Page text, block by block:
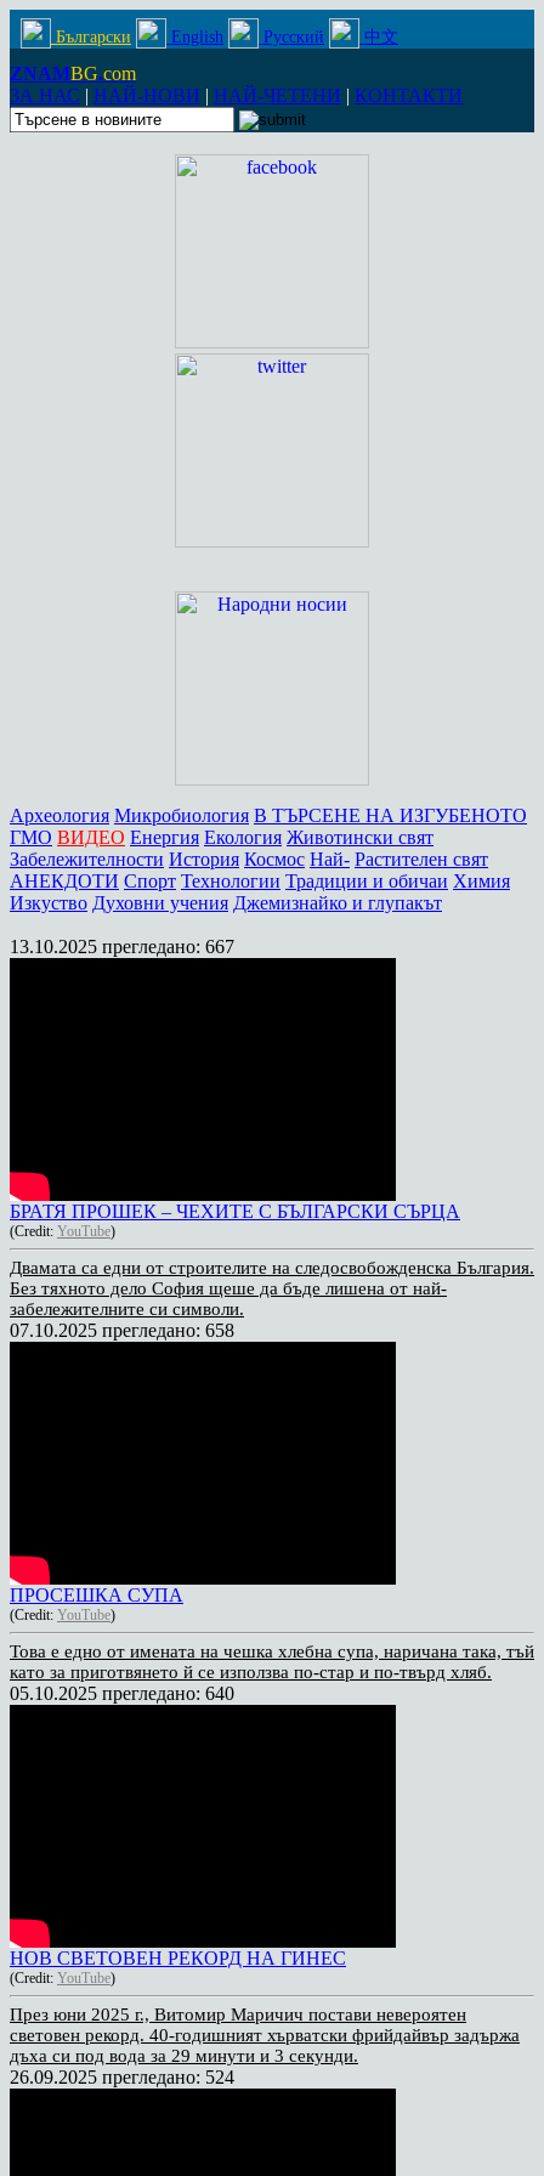
Български English Русский 中文
ZNAMBG.com
ЗА НАС | НАЙ-НОВИ | НАЙ-ЧЕТЕНИ | КОНТАКТИ
Археология Микробиология В ТЪРСЕНЕ НА ИЗГУБЕНОТО
ГМО ВИДЕО Енергия Екология Животински свят
Забележителности История Космос Най- Растителен свят
АНЕКДОТИ Спорт Технологии Традиции и обичаи Химия
Изкуство Духовни учения Джемизнайко и глупакът
13.10.2025 прегледано: 667
БРАТЯ ПРОШЕК – ЧЕХИТЕ С БЪЛГАРСКИ СЪРЦА
(Credit: YouTube)
Двамата са едни от строителите на следосвобожденска България.
Без тяхното дело София щеше да бъде лишена от най-
забележителните си символи.
07.10.2025 прегледано: 658
ПРОСЕШКА СУПА
(Credit: YouTube)
Това е едно от имената на чешка хлебна супа, наричана така, тъй
като за приготвянето й се използва по-стар и по-твърд хляб.
05.10.2025 прегледано: 640
НОВ СВЕТОВЕН РЕКОРД НА ГИНЕС
(Credit: YouTube)
През юни 2025 г., Витомир Маричич постави невероятен
световен рекорд. 40-годишният хърватски фрийдайвър задържа
дъха си под вода за 29 минути и 3 секунди.
26.09.2025 прегледано: 524